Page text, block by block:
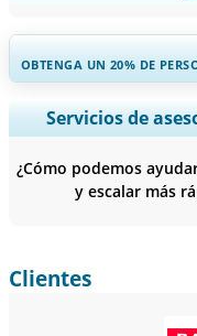
OBTENGA UN 20% DE
Ampliar la cobertura
Perfiles de empresas,
Servicios de
¿Cómo podemos
y escalar más
Clientes